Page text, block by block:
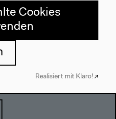
0 Cookies
Realisiert mit Klaro!